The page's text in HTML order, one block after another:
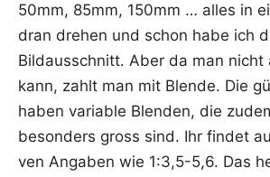
50mm, 85mm, 150mm … alles in
dran dre­hen und schon habe ich
Bild­aus­schnitt. Aber da man nicht
kann, zahlt man mit Blen­de. Die
haben varia­ble Blen­den, die
beson­ders gross sind. Ihr fin­det
ven Anga­ben wie 1:3,5-5,6. Das